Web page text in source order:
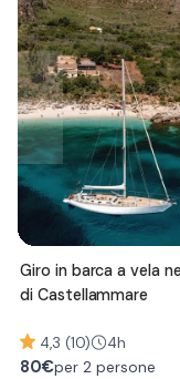
Giro in barca a vela
di Castellammare
4,3 (10) 4h
80€per 2 persone